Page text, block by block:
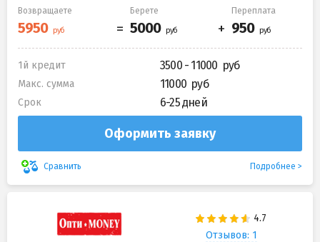
Возвращаете Берете Переплата
1й кредит 3500 - 11000
Макс. сумма 11000
Срок 6-25 дней
Оформить заявку
Сравнить Подробнее
Отзывов: 1